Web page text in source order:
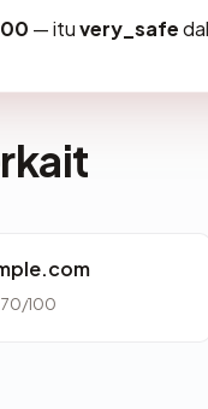
— ituvery_safe
70/100